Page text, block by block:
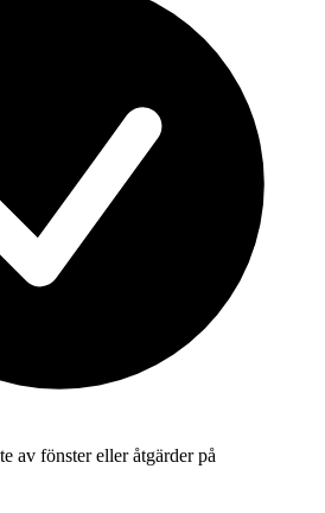
av fönster eller åtgärder på